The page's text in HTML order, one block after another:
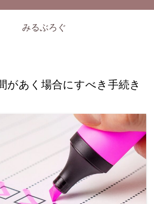
みるぶろぐ
があく場合にすべき手続き